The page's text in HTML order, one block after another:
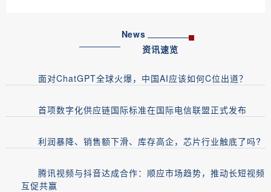
News
资讯速览
面对ChatGPT全球火爆，中国AI应该如何C位出道？
首项数字化供应链国际标准在国际电信联盟正式发布
利润暴降、销售额下滑、库存高企，芯片行业触底了吗?
腾讯视频与抖音达成合作：顺应市场趋势，推动长短视频
互促共赢